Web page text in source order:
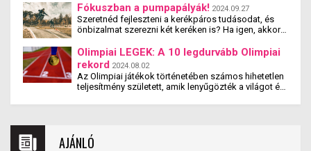
ruházat, felszerelés és felkészülés segít abban,
hogy az őszi kerékpározás is biztonságos és
élvezetes maradjon. Fedezd fel, hogyan védheted
előzheted meg a szezonális sérüléseket!
Fókuszban a pumpapályák! 2024.09.27
Szeretnéd fejleszteni a kerékpáros tudásodat, és
önbizalmat szerezni két keréken is? Ha igen, akkor
dombos kanyarokból alakítottak ki, kifejezetten a
bringázás szerelmeseinek. Úgy tervezték, hogy
maximalizálja a lendületet, így minimális
pedálozással élményekkel teli pillanatokat lehet
gyűjteni egy ilyen pump tracken. Nézzük is, miről
szól ez a műfaj!
Olimpiai LEGEK: A 10 legdurvább Olimpiai
rekord 2024.08.02
Az Olimpiai játékok történetében számos hihetetlen
teljesítmény született, amik lenyűgözték a világot és
alábbiakban bemutatjuk a tíz legdurvább Olimpiai
AJÁNLÓ